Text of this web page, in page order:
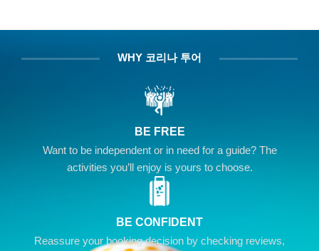
WHY 코리나 투어
BE FREE
Want to be independent or in need for a guide? The
activities you’ll enjoy is yours to choose.
BE CONFIDENT
Reassure your booking decision by checking reviews,